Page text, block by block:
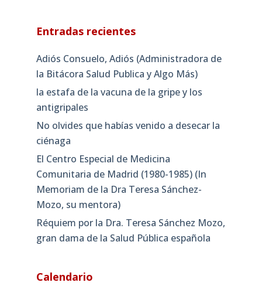
Entradas recientes
Adiós Consuelo, Adiós (Administradora de
la Bitácora Salud Publica y Algo Más)
la estafa de la vacuna de la gripe y los
antigripales
No olvides que habías venido a desecar la
ciénaga
El Centro Especial de Medicina
Comunitaria de Madrid (1980-1985) (In
Memoriam de la Dra Teresa Sánchez-
Mozo, su mentora)
Réquiem por la Dra. Teresa Sánchez Mozo,
gran dama de la Salud Pública española
Calendario